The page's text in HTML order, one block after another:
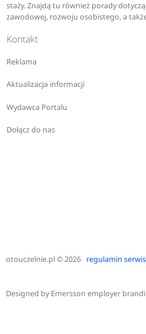
staży. Znajdą tu również porady
zawodowej, rozwoju osobistego, a
Kontakt
Reklama
Aktualizacja informacji
Wydawca Portalu
Dołącz do nas
otouczelnie.pl© 2026 regulamin
Designed byEmersson employer